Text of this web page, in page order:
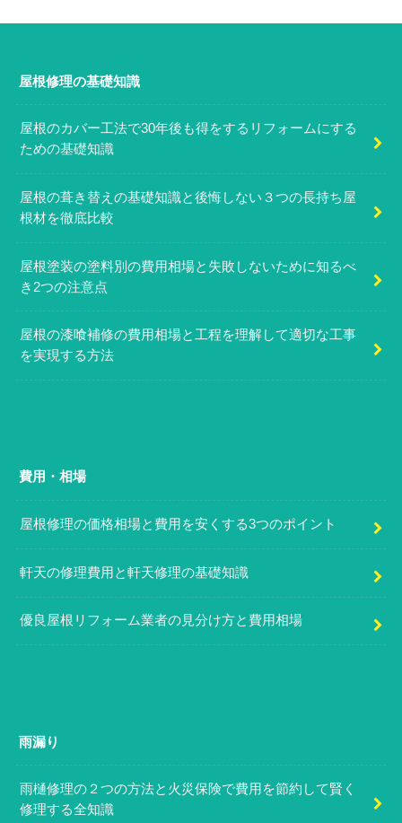
屋根修理の基礎知識
屋根のカバー工法で30年後も得をするリフォームにする
ための基礎知識
屋根の葺き替えの基礎知識と後悔しない３つの長持ち屋
根材を徹底比較
屋根塗装の塗料別の費用相場と失敗しないために知るべ
き2つの注意点
屋根の漆喰補修の費用相場と工程を理解して適切な工事
を実現する方法
費用・相場
屋根修理の価格相場と費用を安くする3つのポイント
軒天の修理費用と軒天修理の基礎知識
優良屋根リフォーム業者の見分け方と費用相場
雨漏り
雨樋修理の２つの方法と火災保険で費用を節約して賢く
修理する全知識